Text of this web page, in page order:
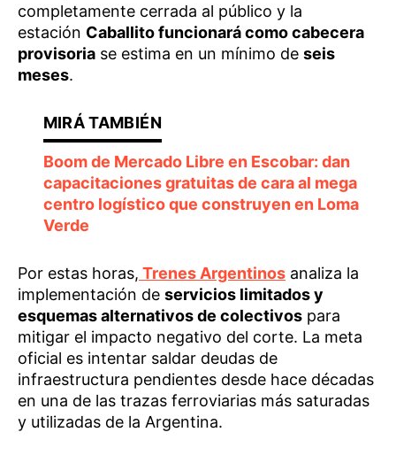
completamente cerrada al público y la
estación Caballito funcionará como cabecera
provisoria se estima en un mínimo de seis
meses.
Boom de Mercado Libre en Escobar: dan
capacitaciones gratuitas de cara al mega
centro logístico que construyen en Loma
Verde
Por estas horas, Trenes Argentinos analiza la
implementación de servicios limitados y
esquemas alternativos de colectivos para
mitigar el impacto negativo del corte. La meta
oficial es intentar saldar deudas de
infraestructura pendientes desde hace décadas
en una de las trazas ferroviarias más saturadas
y utilizadas de la Argentina.